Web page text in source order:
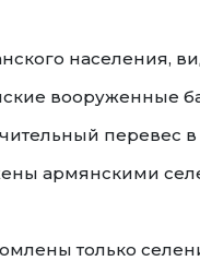
населения,
вооруженные
перевес
армянскими
только